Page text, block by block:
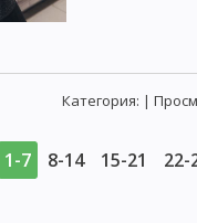
Категория: |
1-7 8-14 15-21 22-